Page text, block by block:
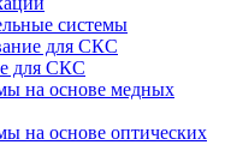
системы
для СКС
для СКС
на основе медных
на основе оптических